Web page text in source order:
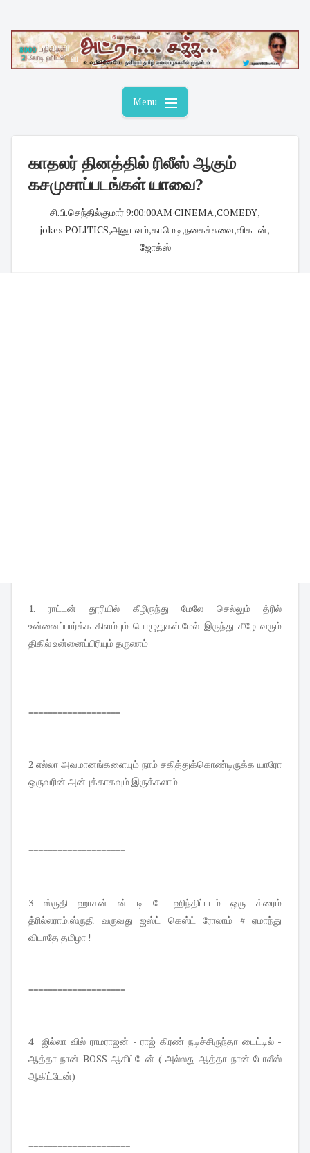
content
Menu
காதலர் தினத்தில் ரிலீஸ் ஆகும்
கசமுசாப்படங்கள் யாவை?
சி.பி.செந்தில்குமார்9:00:00 AM CINEMA,COMEDY,
jokes POLITICS,அனுபவம்,காமெடி,நகைச்சுவை,விகடன்,
ஜோக்ஸ்
1. ராட்டன் தூரியில் கீழிருந்து மேலே செல்லும் த்ரில்
உன்னைப்பார்க்க கிளம்பும் பொழுதுகள்.மேல் இருந்து கீழே வரும்
திகில் உன்னைப்பிரியும் தருணம்
===================
2 எல்லா அவமானங்களையும் நாம் சகித்துக்கொண்டிருக்க யாரோ
ஒருவரின் அன்புக்காகவும் இருக்கலாம்
====================
3 ஸ்ருதி ஹாசன் ன் டி டே ஹிந்திப்படம் ஒரு க்ரைம்
த்ரில்லராம்.ஸ்ருதி வருவது ஜஸ்ட் கெஸ்ட் ரோலாம் # ஏமாந்து
விடாதே தமிழா !
====================
4 ஜில்லா வில் ராமராஜன் - ராஜ் கிரண் நடிச்சிருந்தா டைட்டில் -
ஆத்தா நான் BOSS ஆகிட்டேன் ( அல்லது ஆத்தா நான் போலீஸ்
ஆகிட்டேன்)
=====================